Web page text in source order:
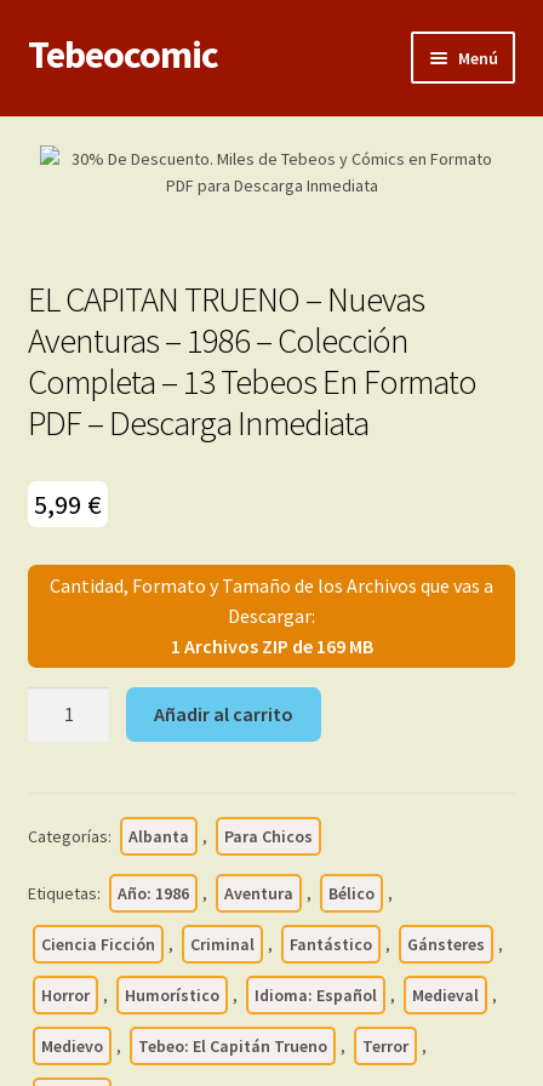
Ir
Ir
al
Tebeocomic Menú
Inicio
Adultos
Porno 3D
Inéditas
Demos
hijo
Mi cuenta
EL CAPITAN TRUENO – Nuevas
Aventuras – 1986 – Colección
Completa – 13 Tebeos En Formato
PDF – Descarga Inmediata
5,99 €
Cantidad, Formato y Tamaño de los Archivos que vas a
Descargar:
1 Archivos ZIP de 169 MB
Aventuras
–
Colección
Completa
–
13
Añadir al carrito
Categorías: Albanta , Para Chicos
Etiquetas: Año: 1986 , Aventura , Bélico ,
Ciencia Ficción , Criminal , Fantástico , Gánsteres ,
Horror , Humorístico , Idioma: Español , Medieval ,
Medievo , Tebeo: El Capitán Trueno , Terror ,